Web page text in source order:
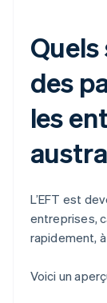
des
les
L’EFT est
entreprises,
rapidement,
Voici un